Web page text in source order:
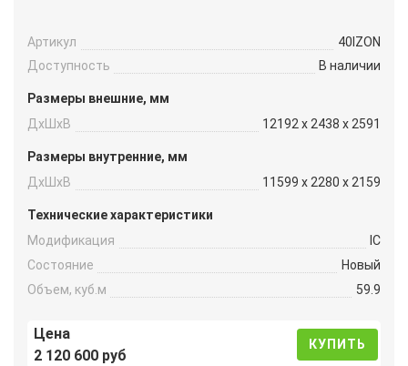
Артикул
40IZON
Доступность
В наличии
Размеры внешние, мм
ДxШxВ
12192 x 2438 x 2591
Размеры внутренние, мм
ДxШxВ
11599 x 2280 x 2159
Технические характеристики
Модификация
IC
Состояние
Новый
Объем, куб.м
59.9
Цена
2 120 600 руб
КУПИТЬ